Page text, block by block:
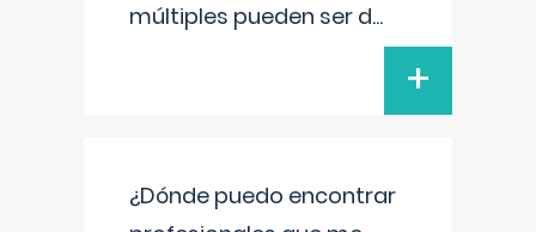
múltiples pueden ser d...
+
¿Dónde puedo encontrar